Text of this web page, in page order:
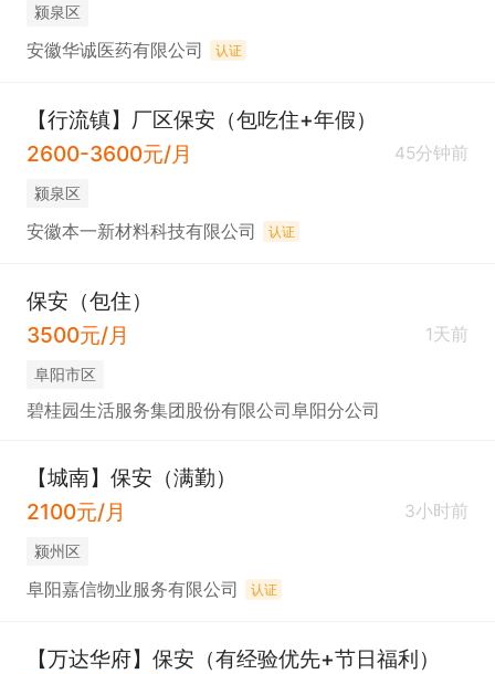
颍泉区
安徽华诚医药有限公司 认证
【行流镇】厂区保安（包吃住+年假）
2600-3600元/月
45分钟前
颍泉区
安徽本一新材料科技有限公司 认证
保安（包住）
3500元/月
1天前
阜阳市区
碧桂园生活服务集团股份有限公司阜阳分公司
【城南】保安（满勤）
2100元/月
3小时前
颍州区
阜阳嘉信物业服务有限公司 认证
【万达华府】保安（有经验优先+节日福利）